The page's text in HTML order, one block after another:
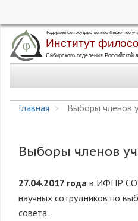
Перейти
основному
Главная
Выборы членов
Выборы членов
27.04.2017 года в ИФПР СО
научных сотрудников по
совета.